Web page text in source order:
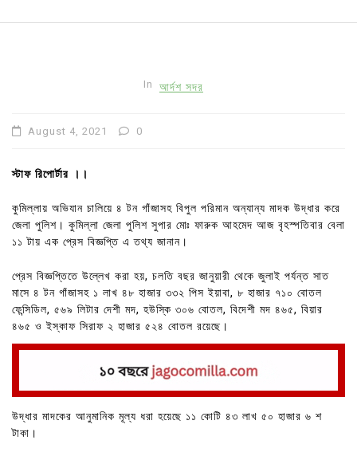
In আর্দশ সদর
August 4, 2021 0
স্টাফ রিপোর্টার ।।
কুমিল্লায় অভিযান চালিয়ে ৪ টন গাঁজাসহ বিপুল পরিমান অন্যান্য মাদক উদ্ধার করে
জেলা পুলিশ। কুমিল্লা জেলা পুলিশ সুপার মোঃ ফারুক আহমেদ আজ বৃহস্পতিবার বেলা
১১ টায় এক প্রেস বিজ্ঞপ্তি এ তথ্য জানান।
প্রেস বিজ্ঞপ্তিতে উল্লেখ করা হয়, চলতি বছর জানুয়ারী থেকে জুলাই পর্যন্ত সাত
মাসে ৪ টন গাঁজাসহ ১ লাখ ৪৮ হাজার ৩৩২ পিস ইয়াবা, ৮ হাজার ৭১০ বোতল
ফেন্সিডিল, ৫৬৯ লিটার দেশী মদ, হউস্কি ৩০৬ বোতল, বিদেশী মদ ৪৬৫, বিয়ার
৪৬৫ ও ইস্কাফ সিরাফ ২ হাজার ৫২৪ বোতল রয়েছে।
উদ্ধার মাদকের আনুমানিক মূল্য ধরা হয়েছে ১১ কোটি ৪৩ লাখ ৫০ হাজার ৬ শ
টাকা।